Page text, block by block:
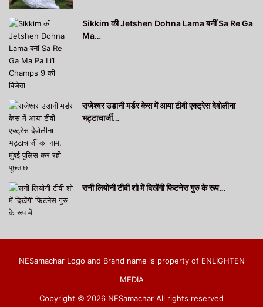
Sikkim की Jetshen Dohna Lama बनीं Sa Re Ga
Ma…
राजेश्वर उडानी मर्डर केस में आया टीवी एक्ट्रेस देवोलीना
भट्टाचार्जी…
सनी लियोनी टीवी शो में दिखेंगी फिटनेस गुरु के रूप…
NESamachar Logo and Brand name is property of ENLIGHTEN
MEDIA
Copyright © 2026 NESamachar All rights reserved